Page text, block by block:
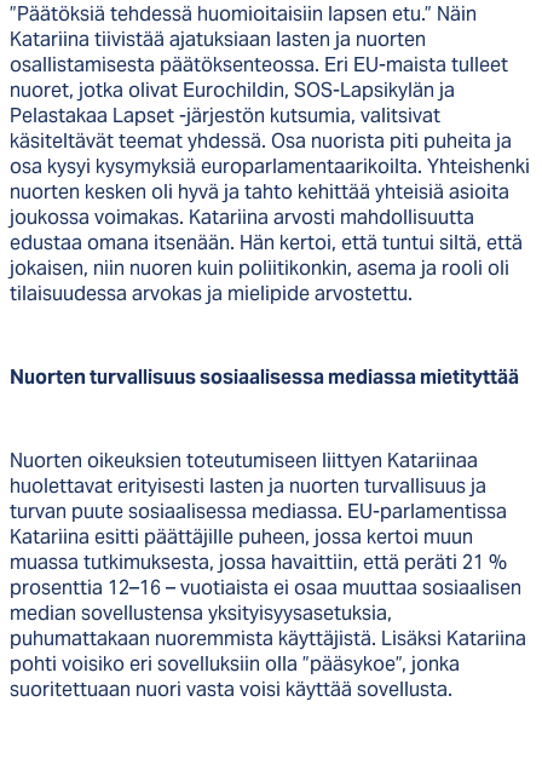
”Päätöksiä tehdessä huomioitaisiin lapsen etu.” Näin
Katariina tiivistää ajatuksiaan lasten ja nuorten
osallistamisesta päätöksenteossa. Eri EU-maista tulleet
nuoret, jotka olivat Eurochildin, SOS-Lapsikylän ja
Pelastakaa Lapset -järjestön kutsumia, valitsivat
käsiteltävät teemat yhdessä. Osa nuorista piti puheita ja
osa kysyi kysymyksiä europarlamentaarikoilta. Yhteishenki
nuorten kesken oli hyvä ja tahto kehittää yhteisiä asioita
joukossa voimakas. Katariina arvosti mahdollisuutta
edustaa omana itsenään. Hän kertoi, että tuntui siltä, että
jokaisen, niin nuoren kuin poliitikonkin, asema ja rooli oli
tilaisuudessa arvokas ja mielipide arvostettu.
Nuorten turvallisuus sosiaalisessa mediassa mietityttää
Nuorten oikeuksien toteutumiseen liittyen Katariinaa
huolettavat erityisesti lasten ja nuorten turvallisuus ja
turvan puute sosiaalisessa mediassa. EU-parlamentissa
Katariina esitti päättäjille puheen, jossa kertoi muun
muassa tutkimuksesta, jossa havaittiin, että peräti 21 %
prosenttia 12–16 – vuotiaista ei osaa muuttaa sosiaalisen
median sovellustensa yksityisyysasetuksia,
puhumattakaan nuoremmista käyttäjistä. Lisäksi Katariina
pohti voisiko eri sovelluksiin olla ”pääsykoe”, jonka
suoritettuaan nuori vasta voisi käyttää sovellusta.